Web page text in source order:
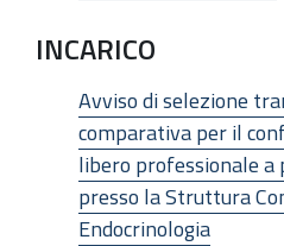
INCARICO
Avviso di selezione
comparativa per il
libero professionale a
presso la Struttura
Endocrinologia